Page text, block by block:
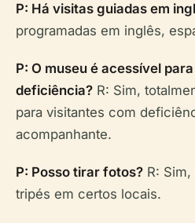
P: Há visitas guiadas em
programadas em inglês,
P: O museu é acessível
deficiência? R: Sim,
para visitantes com
acompanhante.
P: Posso tirar fotos? R:
tripés em certos locais.